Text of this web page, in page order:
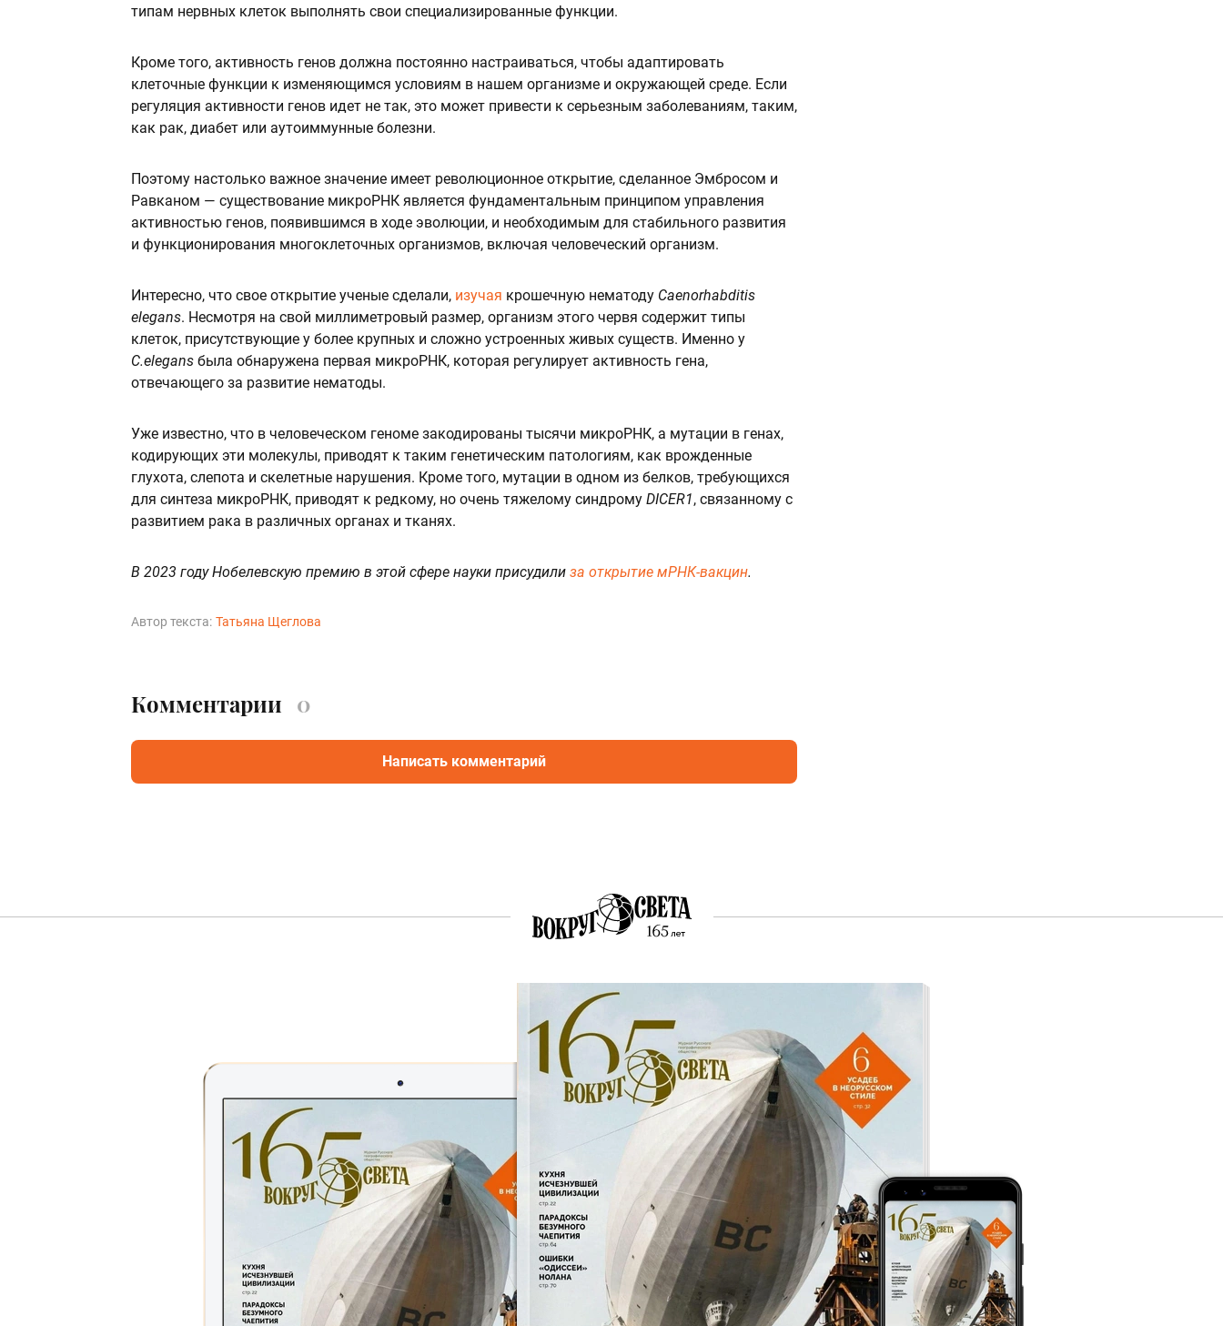
типам нервных клеток выполнять свои специализированные функции.
Кроме того, активность генов должна постоянно настраиваться, чтобы адаптировать
клеточные функции к изменяющимся условиям в нашем организме и окружающей среде. Если
регуляция активности генов идет не так, это может привести к серьезным заболеваниям, таким,
как рак, диабет или аутоиммунные болезни.
Поэтому настолько важное значение имеет революционное открытие, сделанное Эмбросом и
Равканом — существование микроРНК является фундаментальным принципом управления
активностью генов, появившимся в ходе эволюции, и необходимым для стабильного развития
и функционирования многоклеточных организмов, включая человеческий организм.
Интересно, что свое открытие ученые сделали, изучая крошечную нематоду Caenorhabditis
elegans. Несмотря на свой миллиметровый размер, организм этого червя содержит типы
клеток, присутствующие у более крупных и сложно устроенных живых существ. Именно у
C.elegans была обнаружена первая микроРНК, которая регулирует активность гена,
отвечающего за развитие нематоды.
Уже известно, что в человеческом геноме закодированы тысячи микроРНК, а мутации в генах,
кодирующих эти молекулы, приводят к таким генетическим патологиям, как врожденные
глухота, слепота и скелетные нарушения. Кроме того, мутации в одном из белков, требующихся
для синтеза микроРНК, приводят к редкому, но очень тяжелому синдрому DICER1, связанному с
развитием рака в различных органах и тканях.
В 2023 году Нобелевскую премию в этой сфере науки присудили за открытие мРНК-вакцин.
Автор текста: Татьяна Щеглова
Комментарии 0
Написать комментарий